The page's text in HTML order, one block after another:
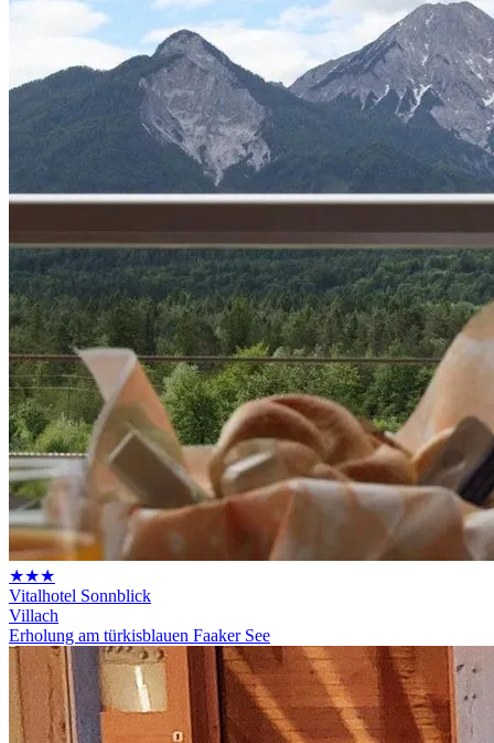
★★★
Vitalhotel Sonnblick
Villach
Erholung am türkisblauen Faaker See